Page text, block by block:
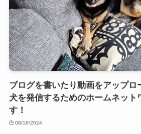
ブログを書いたり動画をアップロ
犬を発信するためのホームネット
す！
08/18/2024